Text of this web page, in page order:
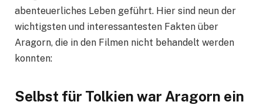
abenteuerliches Leben geführt. Hier sind neun der
wichtigsten und interessantesten Fakten über
Aragorn, die in den Filmen nicht behandelt werden
konnten:
Selbst für Tolkien war Aragorn ein